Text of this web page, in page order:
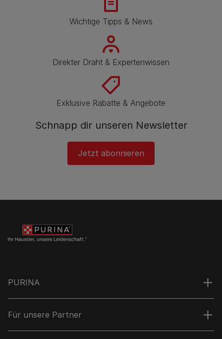
Wichtige Tipps & News
Direkter Draht & Expertenwissen
Exklusive Rabatte & Angebote
Schnapp dir unseren Newsletter
Jetzt abonnieren
PURINA
Für unsere Partner